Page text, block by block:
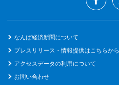
なんば経済新聞について
プレスリリース・情報提供はこちらから
アクセスデータの利用について
お問い合わせ